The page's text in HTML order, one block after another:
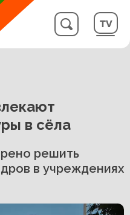
в сёла
решить
в учреждениях